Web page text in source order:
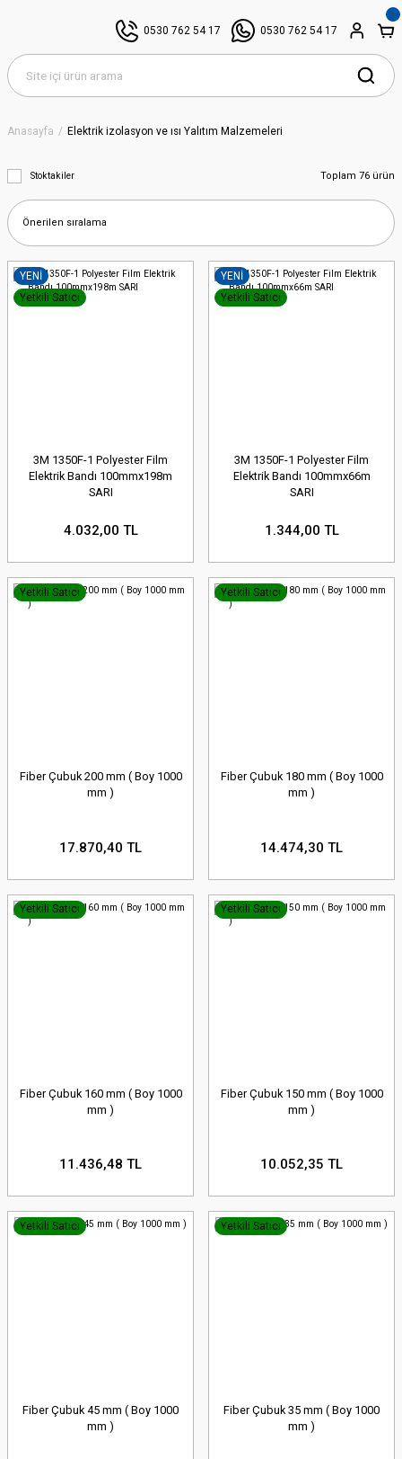
0530 762 54 17 0530 762 54 17
Anasayfa Elektrik izolasyon ve ısı Yalıtım Malzemeleri
Stoktakiler Toplam 76 ürün
YENİ
Yetkili Satıcı
3M 1350F-1 Polyester Film
Elektrik Bandı 100mmx198m
SARI
4.032,00 TL
YENİ
Yetkili Satıcı
3M 1350F-1 Polyester Film
Elektrik Bandı 100mmx66m
SARI
1.344,00 TL
Yetkili Satıcı
Fiber Çubuk 200 mm ( Boy 1000
mm )
17.870,40 TL
Yetkili Satıcı
Fiber Çubuk 180 mm ( Boy 1000
mm )
14.474,30 TL
Yetkili Satıcı
Fiber Çubuk 160 mm ( Boy 1000
mm )
11.436,48 TL
Yetkili Satıcı
Fiber Çubuk 150 mm ( Boy 1000
mm )
10.052,35 TL
Yetkili Satıcı
Fiber Çubuk 45 mm ( Boy 1000
mm )
Yetkili Satıcı
Fiber Çubuk 35 mm ( Boy 1000
mm )